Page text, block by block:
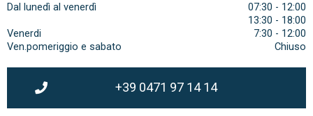
Dal lunedì al venerdì
07:30 - 12:00
13:30 - 18:00
Venerdi
7:30 - 12:00
Ven.pomeriggio e sabato
Chiuso
+39 0471 97 14 14